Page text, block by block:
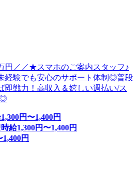
円／／★スマホのご案内スタッフ♪
経験でも安心のサポート体制◎普段
即戦力！高収入＆嬉しい週払い/ス
◎
1,300円〜1,400円
時給1,300円〜1,400円
1,400円